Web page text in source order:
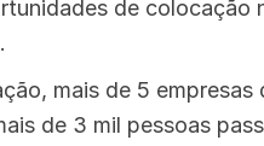
de colocação
mais de 5
de 3 mil pessoas